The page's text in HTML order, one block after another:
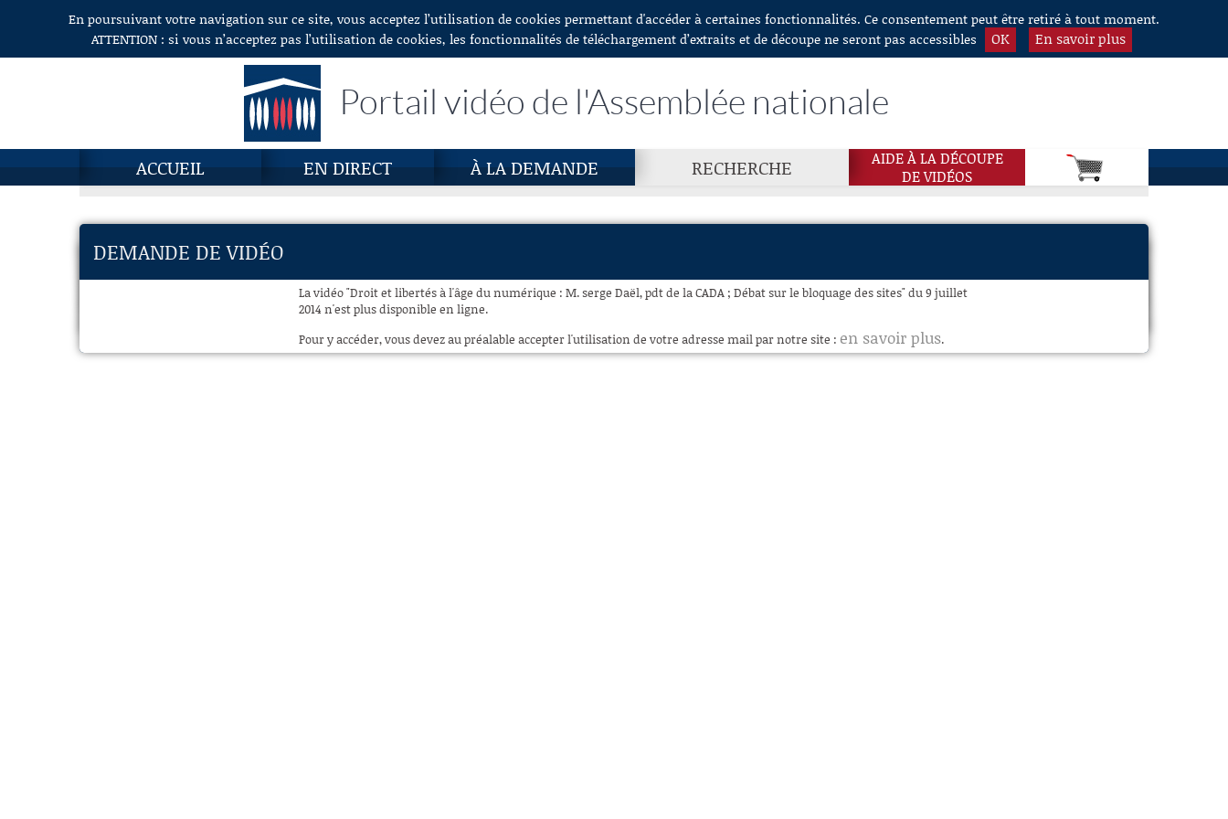
Aller au contenuEn poursuivant votre navigation sur ce site, vous acceptez l’utilisation de cookies permettant d'accéder à certaines fonctionnalités. Ce consentement peut être retiré à tout moment.
ATTENTION : si vous n’acceptez pas l’utilisation de cookies, les fonctionnalités de téléchargement d’extraits et de découpe ne seront pas accessibles
OK En savoir plus
Portail vidéo de l'Assemblée nationale
ACCUEIL EN DIRECT À LA DEMANDE RECHERCHE
AIDE À LA DÉCOUPE
DE VIDÉOS
DEMANDE DE VIDÉO
La vidéo "Droit et libertés à l'âge du numérique : M. serge Daël, pdt de la CADA ; Débat sur le bloquage des sites" du 9 juillet
2014 n'est plus disponible en ligne.
Pour y accéder, vous devez au préalable accepter l'utilisation de votre adresse mail par notre site : en savoir plus.